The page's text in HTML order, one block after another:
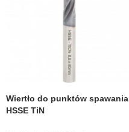
Wiertło do punktów spawania
HSSE TiN